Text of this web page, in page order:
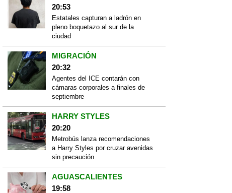
20:53
Estatales capturan a ladrón en
pleno boquetazo al sur de la
ciudad
MIGRACIÓN
20:32
Agentes del ICE contarán con
cámaras corporales a finales de
septiembre
HARRY STYLES
20:20
Metrobús lanza recomendaciones
a Harry Styles por cruzar avenidas
sin precaución
AGUASCALIENTES
19:58